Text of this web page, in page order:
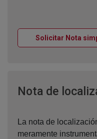
Solicitar Nota
Nota de
La nota de
meramente